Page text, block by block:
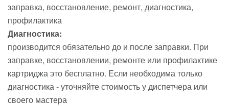
заправка восстановление ремонт диагностика
профилактика
Диагностика:
производится обязательно до и после заправки. При
заправке, восстановлении, ремонте или профилактике
картриджа это бесплатно. Если необходима только
диагностика - уточняйте стоимость у диспетчера или
своего мастера